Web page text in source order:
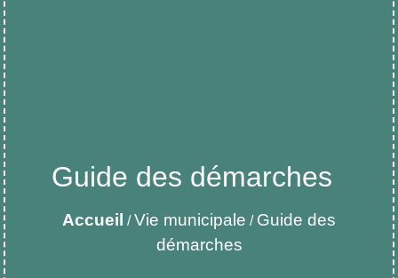
Guide des démarches
Accueil /Vie municipale / Guide des
démarches